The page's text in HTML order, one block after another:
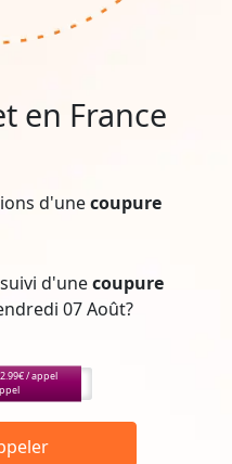
en France
d'unecoupure
d'unecoupure
07 Août?
/ appel